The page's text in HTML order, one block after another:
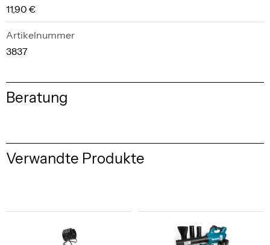
11,90 €
Artikelnummer
3837
Beratung
Verwandte Produkte